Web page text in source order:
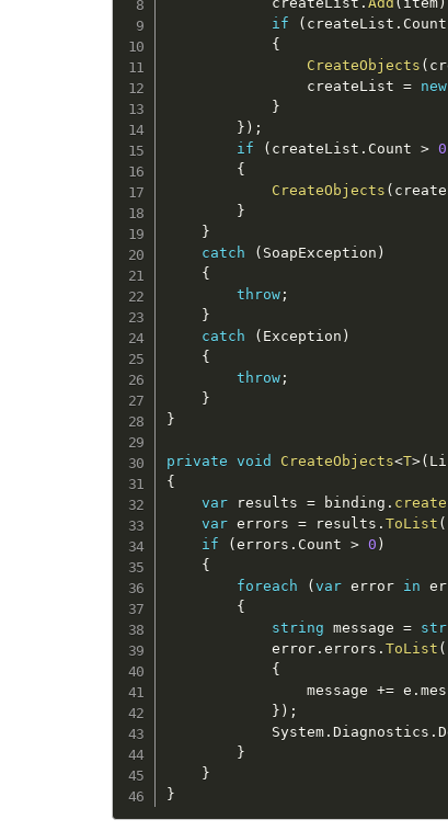
if
( createList .
{
CreateObjects (
				createList
= new
}
} ) ;
if
( createList . Count > 0
{
CreateObjects (
}
}
catch
( SoapException )
{
throw ;
}
catch
( Exception )
{
throw ;
}
}
private void CreateObjects<T>(
{
var results = binding . create
var errors = results .ToList (
if
(errors . Count > 0 )
{
foreach
(var error in
{
string message =
			error
.errors .ToList (
{
				message
+= e .
} ) ;
			System
.Diagnostics .
}
}
}